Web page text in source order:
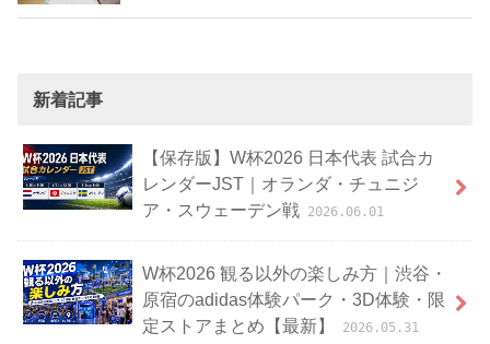
新着記事
【保存版】W杯2026 日本代表 試合カ
レンダーJST｜オランダ・チュニジ
ア・スウェーデン戦 2026.06.01
W杯2026 観る以外の楽しみ方｜渋谷・
原宿のadidas体験パーク・3D体験・限
定ストアまとめ【最新】
2026.05.31